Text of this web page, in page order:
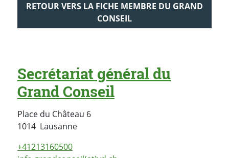
RETOUR VERS LA FICHE MEMBRE DU GRAND
CONSEIL
Secrétariat général du
Grand Conseil
Place du Château 6
1014 LausanneSuisse
+41213160500